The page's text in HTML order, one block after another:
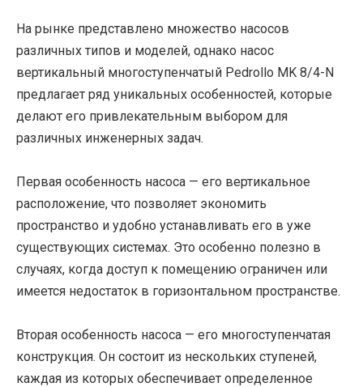
На рынке представлено множество насосов
различных типов и моделей, однако насос
вертикальный многоступенчатый Pedrollo MK 8/4-N
предлагает ряд уникальных особенностей, которые
делают его привлекательным выбором для
различных инженерных задач.
Первая особенность насоса — его вертикальное
расположение, что позволяет экономить
пространство и удобно устанавливать его в уже
существующих системах. Это особенно полезно в
случаях, когда доступ к помещению ограничен или
имеется недостаток в горизонтальном пространстве.
Вторая особенность насоса — его многоступенчатая
конструкция. Он состоит из нескольких ступеней,
каждая из которых обеспечивает определенное